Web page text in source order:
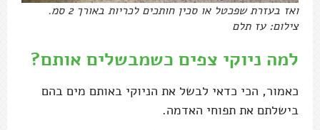
ואז בעזרת שפכטל או סכין חותכים לכריות באורך 2 סמ.
צילום: עז תלם
למה ניוקי צפים כשמבשלים אותם?
כאמור, הכי כדאי לבשל את הניוקי באותם מים בהם
בישלתם את תפוחי האדמה.